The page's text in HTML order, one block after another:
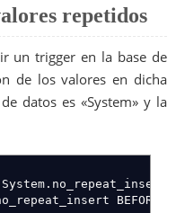
repetidos
un trigger en la base de
de los valores en dicha
datos es «System» y la
System.no_repeat_insert
BEFORE